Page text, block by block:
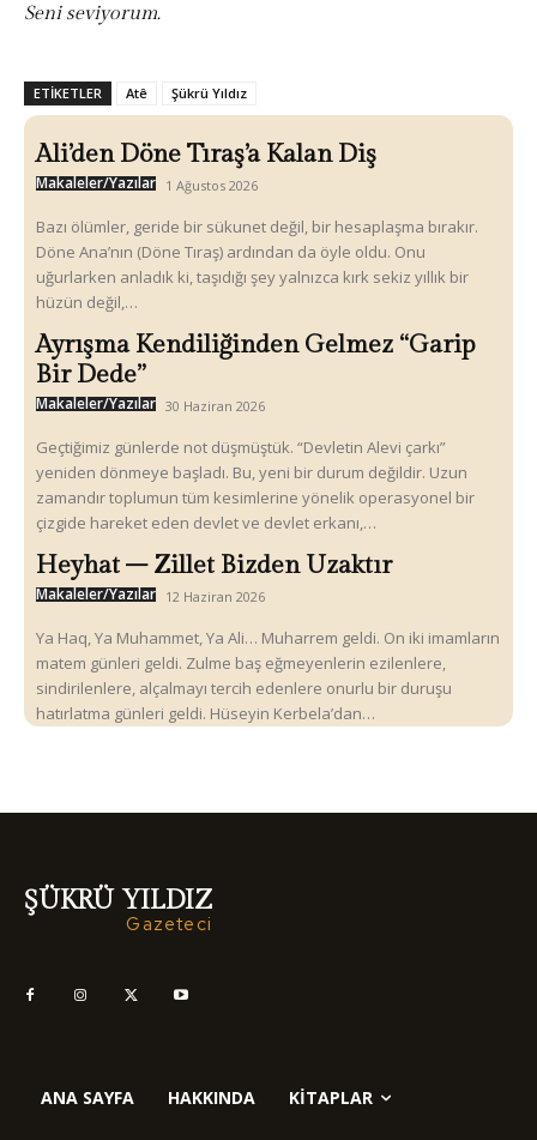
Seni seviyorum.
ETIKETLER Atê Şükrü Yıldız
Ali’den Döne Tıraş’a Kalan Diş
Makaleler/Yazılar 1 Ağustos 2026
Bazı ölümler, geride bir sükunet değil, bir hesaplaşma bırakır.
Döne Ana’nın (Döne Tıraş) ardından da öyle oldu. Onu
uğurlarken anladık ki, taşıdığı şey yalnızca kırk sekiz yıllık bir
hüzün değil,…
Ayrışma Kendiliğinden Gelmez “Garip
Bir Dede”
Makaleler/Yazılar 30 Haziran 2026
Geçtiğimiz günlerde not düşmüştük. “Devletin Alevi çarkı”
yeniden dönmeye başladı. Bu, yeni bir durum değildir. Uzun
zamandır toplumun tüm kesimlerine yönelik operasyonel bir
çizgide hareket eden devlet ve devlet erkanı,…
Heyhat – Zillet Bizden Uzaktır
Makaleler/Yazılar 12 Haziran 2026
Ya Haq, Ya Muhammet, Ya Ali… Muharrem geldi. On iki imamların
matem günleri geldi. Zulme baş eğmeyenlerin ezilenlere,
sindirilenlere, alçalmayı tercih edenlere onurlu bir duruşu
hatırlatma günleri geldi. Hüseyin Kerbela’dan…
ŞÜKRÜ YILDIZ
Gazeteci
ANA SAYFA HAKKINDA KITAPLAR